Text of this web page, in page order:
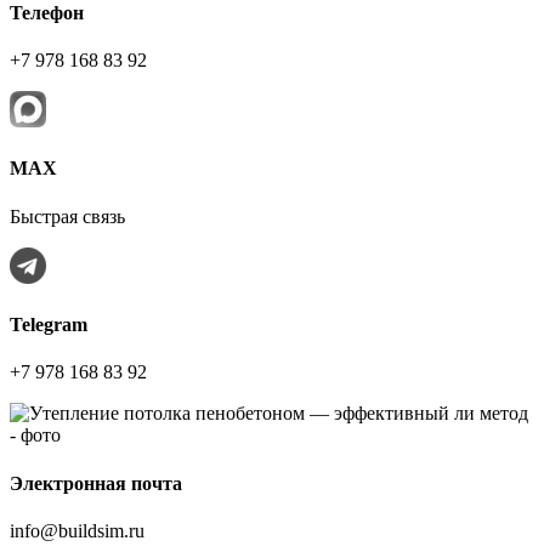
Телефон
+7 978 168 83 92
МАХ
Быстрая связь
Telegram
+7 978 168 83 92
Электронная почта
info@buildsim.ru